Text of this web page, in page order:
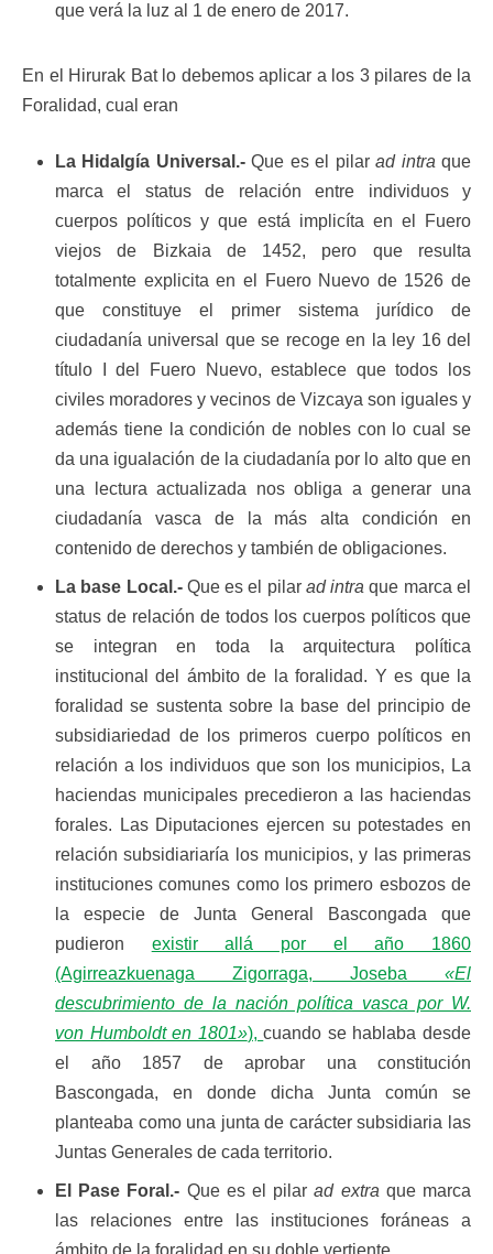
que verá la luz al 1 de enero de 2017.
En el Hirurak Bat lo debemos aplicar a los 3 pilares de la
Foralidad, cual eran
La Hidalgía Universal.-Que es el pilarad intra que
marca el status de relación entre individuos y
cuerpos políticos y que está implicíta en el Fuero
viejos de Bizkaia de 1452, pero que resulta
totalmente explicita en el Fuero Nuevo de 1526 de
que constituye el primer sistema jurídico de
ciudadanía universal que se recoge en la ley 16 del
título I del Fuero Nuevo, establece que todos los
civiles moradores y vecinos de Vizcaya son iguales y
además tiene la condición de nobles con lo cual se
da una igualación de la ciudadanía por lo alto que en
una lectura actualizada nos obliga a generar una
ciudadanía vasca de la más alta condición en
contenido de derechos y también de obligaciones.
La base Local.-Que es el pilar ad intra que marca el
status de relación de todos los cuerpos políticos que
se integran en toda la arquitectura política
institucional del ámbito de la foralidad. Y es que la
foralidad se sustenta sobre la base del principio de
subsidiariedad de los primeros cuerpo políticos en
relación a los individuos que son los municipios, La
haciendas municipales precedieron a las haciendas
forales. Las Diputaciones ejercen su potestades en
relación subsidiariaría los municipios, y las primeras
instituciones comunes como los primero esbozos de
la especie de Junta General Bascongada que
pudieron existir allá por el año 1860
(Agirreazkuenaga Zigorraga, Joseba «El
descubrimiento de la nación política vasca por W.
von Humboldt en 1801»),cuando se hablaba desde
el año 1857 de aprobar una constitución
Bascongada, en donde dicha Junta común se
planteaba como una junta de carácter subsidiaria las
Juntas Generales de cada territorio.
El Pase Foral.- Que es el pilarad extra que marca
las relaciones entre las instituciones foráneas a
ámbito de la foralidad en su doble vertiente